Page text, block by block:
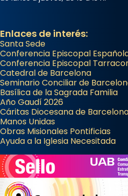
Enlaces de interés:
Santa Sede
Conferencia Episcopal
Conferencia Episcopal
Catedral de Barcelona
Seminario Conciliar de
Basílica de la Sagrada Familia
Año Gaudí 2026
Cáritas Diocesana de
Manos Unidas
Obras Misionales Pontificias
Ayuda a la Iglesia Necesitada